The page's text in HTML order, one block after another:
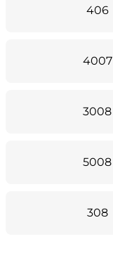
406
4007
3008
5008
308